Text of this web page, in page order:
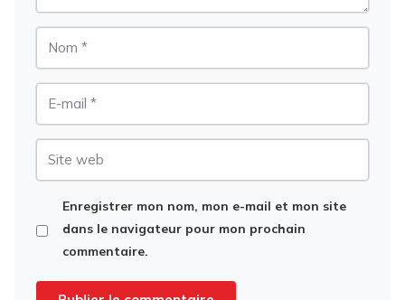
Enregistrer mon nom, mon e-mail et mon site
dans le navigateur pour mon prochain
commentaire.